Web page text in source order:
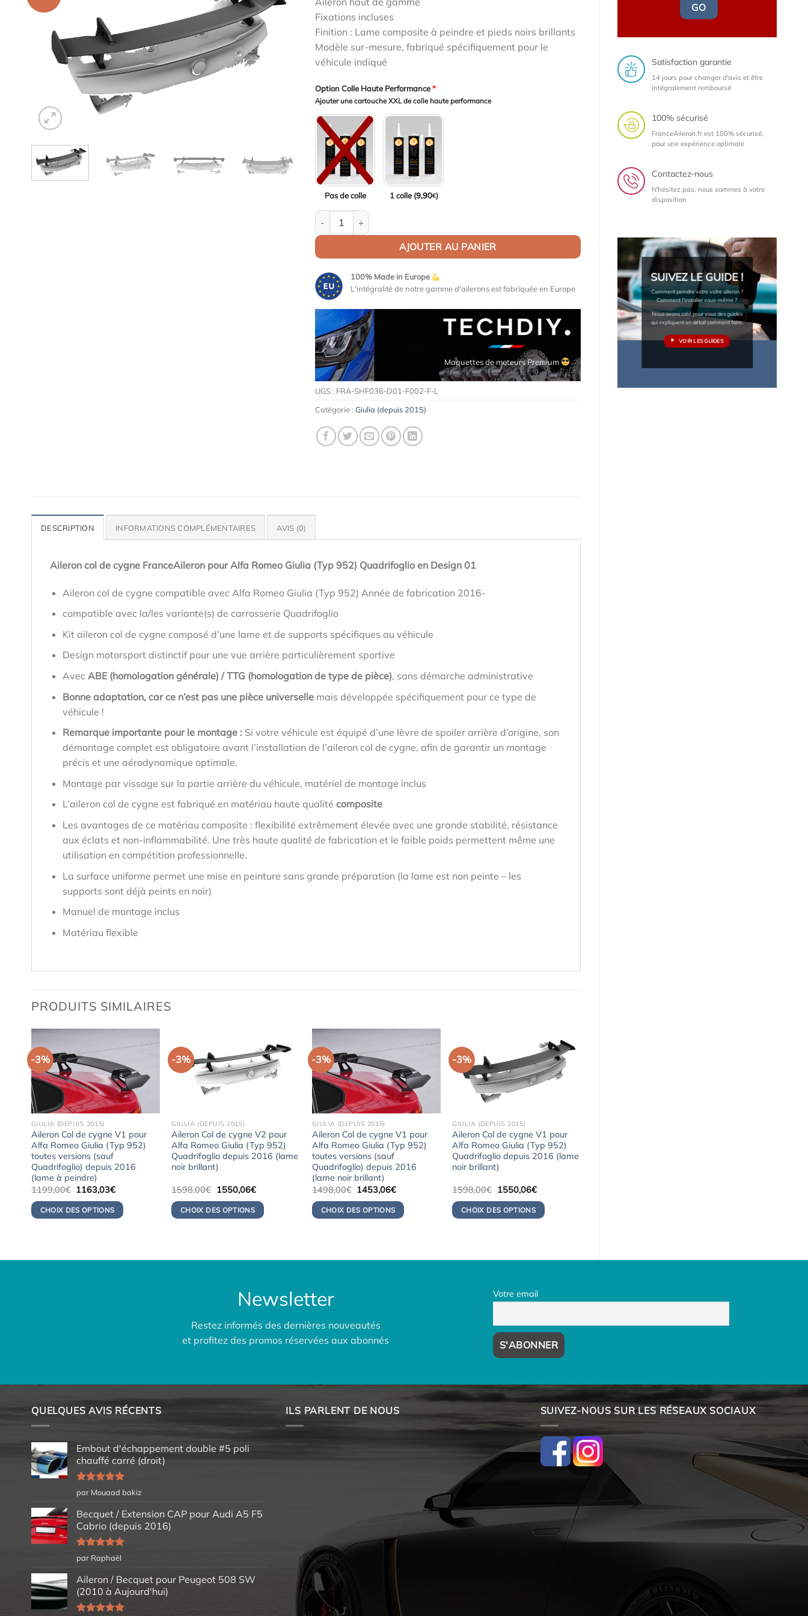
GO
Satisfaction garantie
14 jours pour changer d'avis et être
intégralement remboursé
100% sécurisé
FranceAileron.fr est 100% sécurisé,
pour une expérience optimale
Contactez-nous
N'hésitez pas, nous sommes à votre
disposition
SUIVEZ LE GUIDE !
Comment peindre votre votre aileron ?
Comment l'installer vous-même ?
Nous avons créé pour vous des guides
qui expliquent en détail comment faire.
VOIR LES GUIDES
initial
était :
1299,00€.1260,03€.
Fixations incluses
Finition : Lame composite à peindre et pieds noirs brillants
Modèle sur-mesure, fabriqué spécifiquement pour le
véhicule indiqué
Option Colle Haute Performance*
Ajouter une cartouche XXL de colle haute performance
Pas de colle 1 colle (9,90€)
quantité de Aileron Col de cygne V1 pour Alfa Romeo Giulia (Typ 952) Quadrifoglio depuis 2016 (lame à peindre)
AJOUTER AU PANIER
100% Made in Europe
L'intégralité de notre gamme d'ailerons est fabriquée en Europe
Maquettes de moteurs Premium
UGS : FRA-SHF036-D01-F002-F-L
Catégorie : Giulia (depuis 2015)
DESCRIPTION INFORMATIONS COMPLÉMENTAIRES AVIS (0)
Aileron col de cygne FranceAileron pour Alfa Romeo Giulia (Typ 952) Quadrifoglio en Design 01
Aileron col de cygne compatible avec Alfa Romeo Giulia (Typ 952) Année de fabrication 2016-
compatible avec la/les variante(s) de carrosserie Quadrifoglio
Kit aileron col de cygne composé d’une lame et de supports spécifiques au véhicule
Design motorsport distinctif pour une vue arrière particulièrement sportive
Avec ABE (homologation générale) / TTG (homologation de type de pièce), sans démarche administrative
Bonne adaptation, car ce n’est pas une pièce universellemais développée spécifiquement pour ce type de
véhicule !
Remarque importante pour le montage : Si votre véhicule est équipé d’une lèvre de spoiler arrière d’origine, son
démontage complet est obligatoire avant l’installation de l’aileron col de cygne, afin de garantir un montage
précis et une aérodynamique optimale.
Montage par vissage sur la partie arrière du véhicule, matériel de montage inclus
L’aileron col de cygne est fabriqué en matériau haute qualité composite
Les avantages de ce matériau composite : flexibilité extrêmement élevée avec une grande stabilité, résistance
aux éclats et non-inflammabilité. Une très haute qualité de fabrication et le faible poids permettent même une
utilisation en compétition professionnelle.
La surface uniforme permet une mise en peinture sans grande préparation (la lame est non peinte – les
supports sont déjà peints en noir)
Manuel de montage inclus
Matériau flexible
PRODUITS SIMILAIRES
-3%
GIULIA (DEPUIS 2015)
Aileron Col de cygne V1 pour
Alfa Romeo Giulia (Typ 952)
toutes versions (sauf
Quadrifoglio) depuis 2016
(lame à peindre)
1199,00€ Le
initial
était :
1163,03€Le
actuel
est :
CHOIX DES OPTIONS
-3%
GIULIA (DEPUIS 2015)
Aileron Col de cygne V2 pour
Alfa Romeo Giulia (Typ 952)
Quadrifoglio depuis 2016 (lame
noir brillant)
1598,00€ Le
initial
était :
1550,06€Le
actuel
est :
CHOIX DES OPTIONS
-3%
GIULIA (DEPUIS 2015)
Aileron Col de cygne V1 pour
Alfa Romeo Giulia (Typ 952)
toutes versions (sauf
Quadrifoglio) depuis 2016
(lame noir brillant)
1498,00€ Le
initial
était :
1453,06€Le
actuel
est :
CHOIX DES OPTIONS
-3%
GIULIA (DEPUIS 2015)
Aileron Col de cygne V1 pour
Alfa Romeo Giulia (Typ 952)
Quadrifoglio depuis 2016 (lame
noir brillant)
1598,00€ Le
initial
était :
1550,06€Le
actuel
est :
CHOIX DES OPTIONS
Newsletter
Restez informés des dernières nouveautés
et profitez des promos réservées aux abonnés
Votre email
QUELQUES AVIS RÉCENTS
Embout d'échappement double #5 poli
chauffé carré (droit)
Note5sur
5
par Mouaad bakiz
Becquet / Extension CAP pour Audi A5 F5
Cabrio (depuis 2016)
Note5sur
5
par Raphaël
Aileron / Becquet pour Peugeot 508 SW
(2010 à Aujourd'hui)
ILS PARLENT DE NOUS SUIVEZ-NOUS SUR LES RÉSEAUX SOCIAUX